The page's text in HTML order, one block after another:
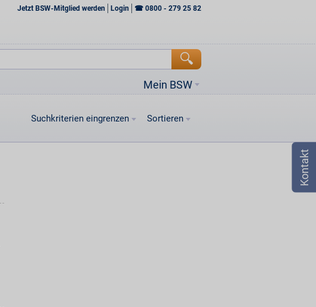
Jetzt BSW-Mitglied werden Login ☎ 0800 - 279 25 82
Mein BSW
Suchkriterien eingrenzen Sortieren